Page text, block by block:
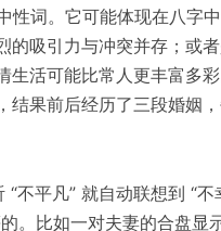
性词。它可能体现在八字
的吸引力与冲突并存；或
生活可能比常人更丰富多
果前后经历了三段婚姻
平凡” 就自动联想到 “不
。比如一对夫妻的合盘显